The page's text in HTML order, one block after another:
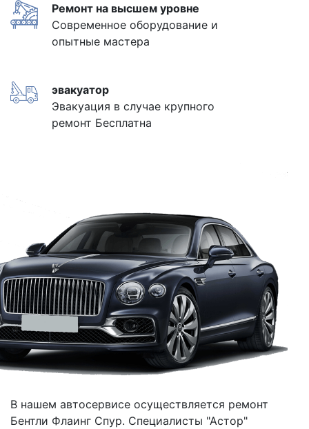
Ремонт на высшем уровне
Современное оборудование и
опытные мастера
эвакуатор
Эвакуация в случае крупного
ремонт Бесплатна
В нашем автосервисе осуществляется ремонт
Бентли Флаинг Спур. Специалисты "Астор"